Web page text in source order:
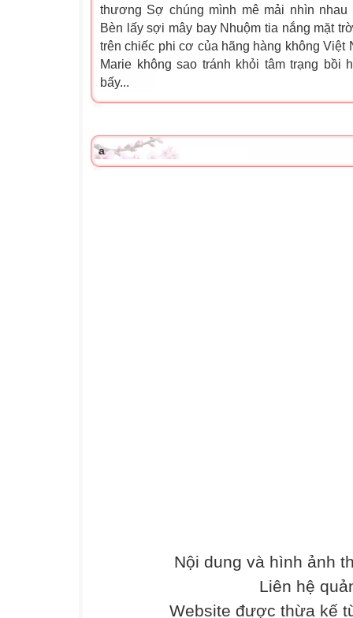
thương Sợ chúng mình mê mải nhìn
Bèn lấy sợi mây bay Nhuộm tia nắng mặt
trên chiếc phi cơ của hãng hàng không
Marie không sao tránh khỏi tâm trạng bồi
bấy...
a
Nội dung và hình ảnh
Liên hệ
Website được thừa kế